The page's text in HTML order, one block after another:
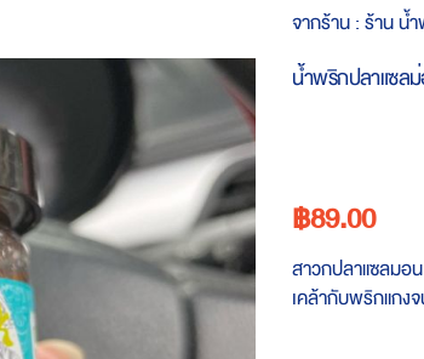
จากร้าน :ร้าน น้
น้ำพริกปลาแซล
฿89.00
สาวกปลาแซลมอ
เคล้ากับพริกแกง